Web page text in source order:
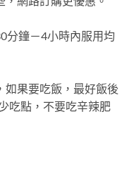
分鐘－4小時內服用均
如果要吃飯，最好飯後
吃點，不要吃辛辣肥